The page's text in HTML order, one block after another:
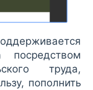
посредством
труда,
пополнить